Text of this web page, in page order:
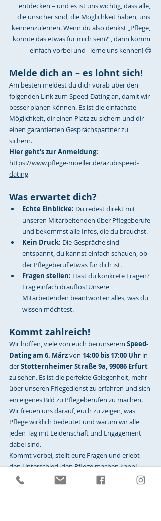
entdecken – und es ist uns wichtig, dass alle,
die unsicher sind, die Möglichkeit haben, uns
kennenzulernen. Wenn du also denkst „Pflege,
könnte das etwas für mich sein?“, dann komm
einfach vorbei und   lerne uns kennen! 😊
Melde dich an – es lohnt sich!
Am besten meldest du dich vorab über den
folgenden Link zum Speed-Dating an, damit wir
besser planen können. Es ist die einfachste
Möglichkeit, dir einen Platz zu sichern und dir
einen garantierten Gesprächspartner zu
sichern.
Hier geht’s zur Anmeldung:
https://www.pflege-moeller.de/azubispeed-
dating
Was erwartet dich?
Echte Einblicke: Du redest direkt mit
unseren Mitarbeitenden über Pflegeberufe
und bekommst alle Infos, die du brauchst.
Kein Druck: Die Gespräche sind
entspannt, du kannst einfach schauen, ob
der Pflegeberuf etwas für dich ist.
Fragen stellen: Hast du konkrete Fragen?
Frag einfach drauflos! Unsere
Mitarbeitenden beantworten alles, was du
wissen möchtest.
Kommt zahlreich!
Wir hoffen, viele von euch bei unserem Speed-
Dating am 6. März von 14:00 bis 17:00 Uhr in
der Stotternheimer Straße 9a, 99086 Erfurt
zu sehen. Es ist die perfekte Gelegenheit, mehr
über unseren Pflegedienst zu erfahren und sich
ein eigenes Bild zu Pflegeberufen zu machen.
Wir freuen uns darauf, euch zu zeigen, was
Pflege wirklich bedeutet und warum wir alle
jeden Tag mit Leidenschaft und Engagement
dabei sind.
Kommt vorbei, stellt eure Fragen und erlebt
den Unterschied, den Pflege machen kann!
Wir freuen uns auf euch!